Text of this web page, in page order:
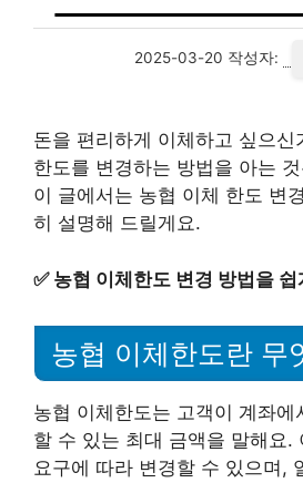
2025-03-20 작성자:
돈을 편리하게 이체하고 싶으신
한도를 변경하는 방법을 아는
이 글에서는 농협 이체 한도 변
히 설명해 드릴게요.
✅ 농협 이체한도 변경 방법을
농협 이체한도란 무
농협 이체한도는 고객이 계좌에
할 수 있는 최대 금액을 말해요.
요구에 따라 변경할 수 있으며,